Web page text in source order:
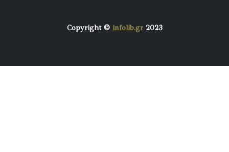
Copyright © infolib.gr2023